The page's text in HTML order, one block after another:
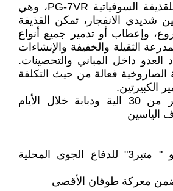
هذه القذيفة مماثلة للقذيفة السوفياتية PG-7VR، وهي
شديدي الانفجار، تمكن القذيفة
وإعطاب أو تدمير جميع أنواع
الثقيلة والخفيفة والإنشاءات
العدو داخل المباني والتحصينات.
الصاروخية فعالة من حيث التكلفة
الكبيرتين.
تم أحصاء تدمير أكثر من 30 الية ودبابة خلال الأيام
الياسين
_منظومة "مُتبّر 1" و " متبر3" للدفاع الجوي المحلية